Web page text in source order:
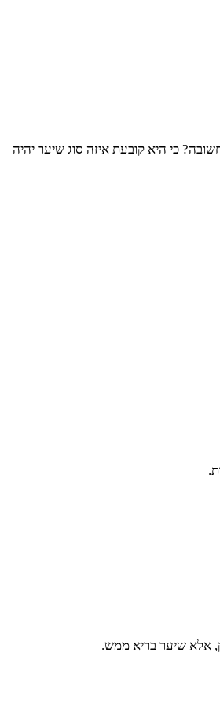
מקרטין. למה היא כה חשובה? כי היא קובעת איזה סוג שיער יהיה
אלא שיער בריא ממש.